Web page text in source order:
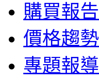
購買報告
價格趨勢
專題報導